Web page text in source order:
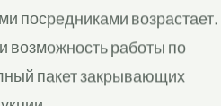
посредниками возрастает.
возможность работы по
пакет закрывающих